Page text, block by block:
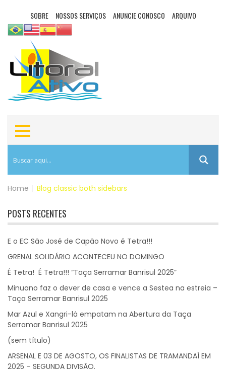
SOBRE NOSSOS SERVIÇOS ANUNCIE CONOSCO ARQUIVO
Home Blog classic both sidebars
POSTS RECENTES
E o EC São José de Capão Novo é Tetra!!!
GRENAL SOLIDÁRIO ACONTECEU NO DOMINGO
É Tetra! É Tetra!!! “Taça Serramar Banrisul 2025”
Minuano faz o dever de casa e vence a Sestea na estreia –
Taça Serramar Banrisul 2025
Mar Azul e Xangri-lá empatam na Abertura da Taça
Serramar Banrisul 2025
(sem título)
ARSENAL E 03 DE AGOSTO, OS FINALISTAS DE TRAMANDAÍ EM
2025 – SEGUNDA DIVISÃO.